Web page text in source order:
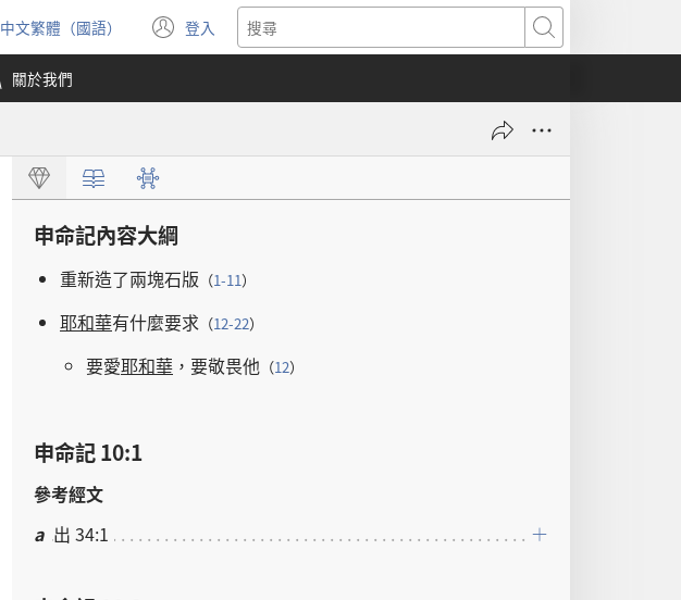
選
擇
語
言
中文繁體（國語） 登入
（開
啟
視
搜
尋
關於我們
申命記內容大綱
重新造了兩塊石版 （1-11）
耶和華有什麼要求 （12-22）
要愛耶和華 ， 要敬畏他 （12）
申命記 10:1
參考經文
a 出 34:1